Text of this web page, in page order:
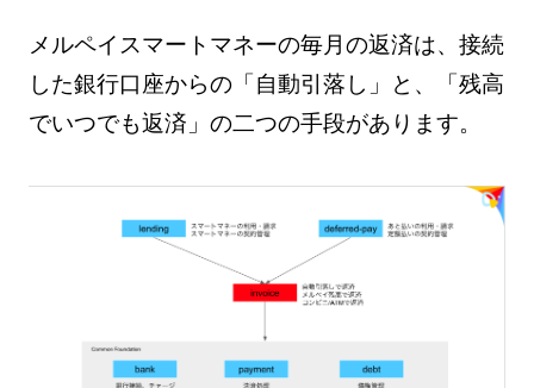
メルペイスマートマネーの毎月の返済は、接続
した銀行口座からの「自動引落し」と、「残高
でいつでも返済」の二つの手段があります。